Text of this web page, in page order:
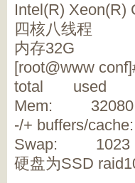
Intel(R) Xeon(R)
四核八线程
内存32G
[root@www
total used
Mem:
-/+ buffers/
Swap:
硬盘为SSD